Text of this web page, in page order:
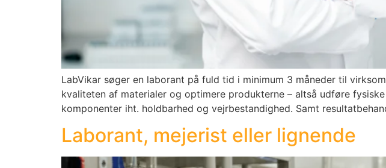
LabVikar søger en laborant på fuld tid i minimum 3 måneder til
kvaliteten af materialer og optimere produkterne – altså udføre
komponenter iht. holdbarhed og vejrbestandighed. Samt
Laborant, mejerist eller lignende